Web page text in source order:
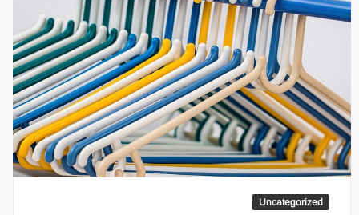
Uncategorized